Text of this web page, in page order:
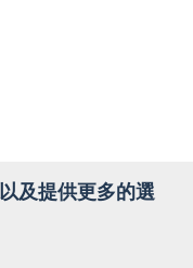
及提供更多的選